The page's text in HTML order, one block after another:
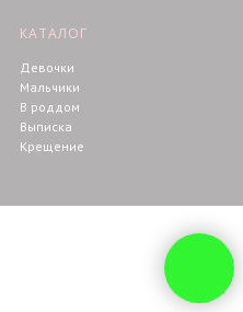
КАТАЛОГ
Девочки
Мальчики
В роддом
Выписка
Крещение